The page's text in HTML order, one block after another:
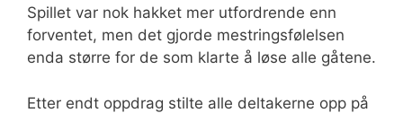
Spillet var nok hakket mer utfordrende enn
forventet, men det gjorde mestringsfølelsen
enda større for de som klarte å løse alle gåtene.
Etter endt oppdrag stilte alle deltakerne opp på